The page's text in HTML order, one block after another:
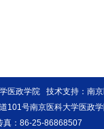
医政学院 技术支持：南
101号南京医科大学医政学
：86-25-86868507